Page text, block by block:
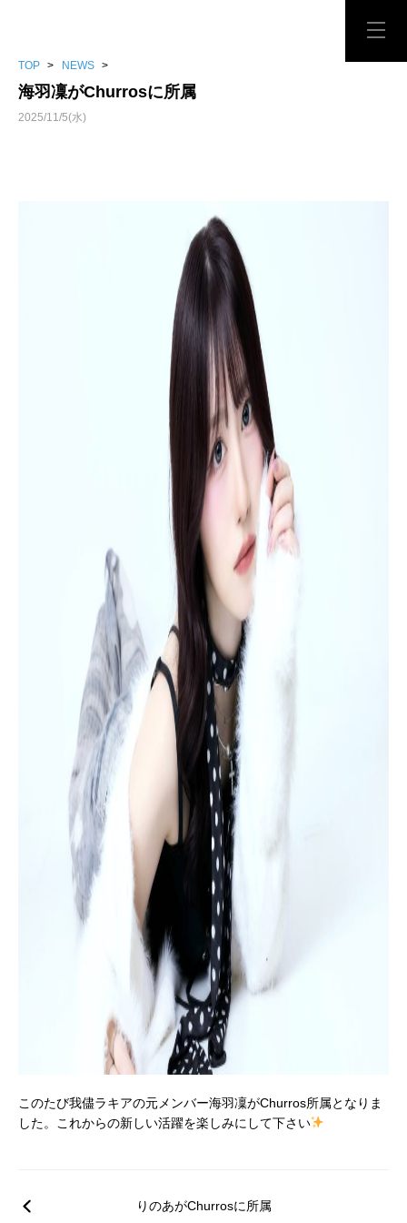
TOP > NEWS >
海羽凜がChurrosに所属
2025/11/5(水)
このたび我儘ラキアの元メンバー海羽凜がChurros所属となりま
した。これからの新しい活躍を楽しみにして下さい
りのあがChurrosに所属